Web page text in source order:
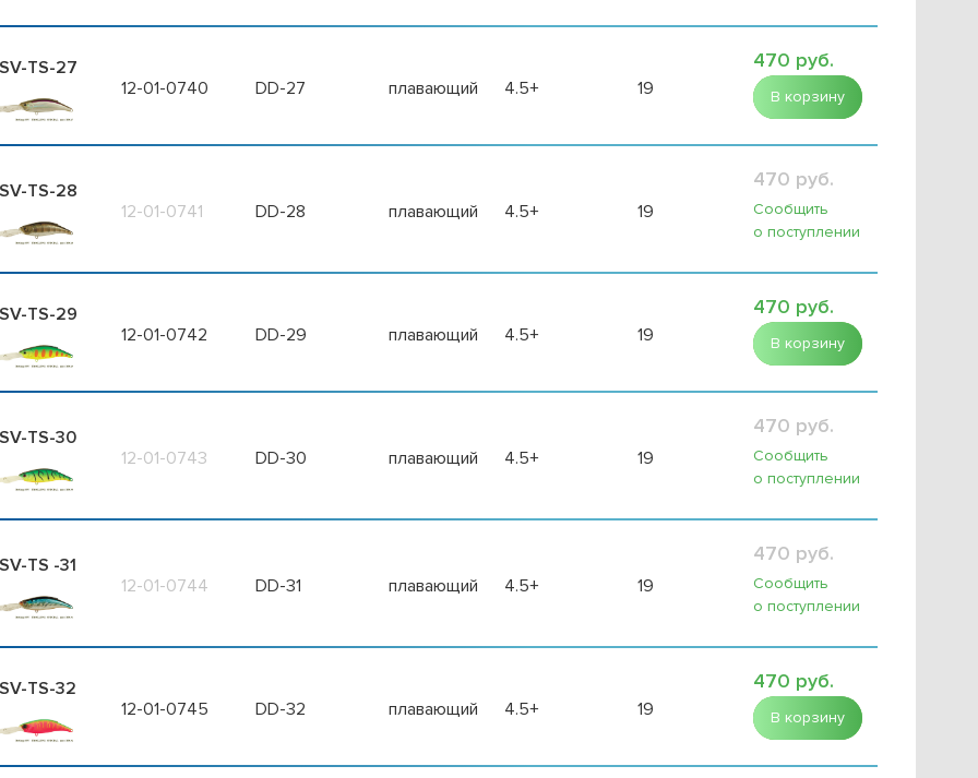
TS-27
12-01-0740
DD-27 плавающий 4.5+ 19
470 руб.
В корзину
TS-28
12-01-0741
DD-28 плавающий 4.5+ 19
470 руб.
Сообщить
о поступлении
TS-29
12-01-0742
DD-29 плавающий 4.5+ 19
470 руб.
В корзину
TS-30
12-01-0743
DD-30 плавающий 4.5+ 19
470 руб.
Сообщить
о поступлении
TS -31
12-01-0744
DD-31 плавающий 4.5+ 19
470 руб.
Сообщить
о поступлении
TS-32
12-01-0745
DD-32 плавающий 4.5+ 19
470 руб.
В корзину